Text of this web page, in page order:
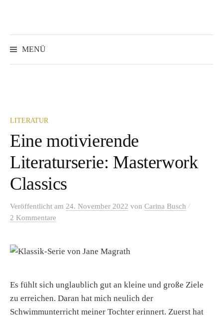
Inhalt
MENÜ
LITERATUR
Eine motivierende
Literaturserie: Masterwork
Classics
Veröffentlicht am 24. November 2022 von Carina Busch /
2 Kommentare
Es fühlt sich unglaublich gut an kleine und große Ziele
zu erreichen. Daran hat mich neulich der
Schwimmunterricht meiner Tochter erinnert. Zuerst hat